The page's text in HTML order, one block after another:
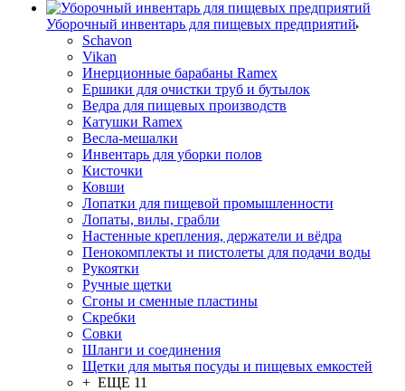
Уборочный инвентарь для пищевых предприятий
Schavon
Vikan
Инерционные барабаны Ramex
Ершики для очистки труб и бутылок
Ведра для пищевых производств
Катушки Ramex
Весла-мешалки
Инвентарь для уборки полов
Кисточки
Ковши
Лопатки для пищевой промышленности
Лопаты, вилы, грабли
Настенные крепления, держатели и вёдра
Пенокомплекты и пистолеты для подачи воды
Рукоятки
Ручные щетки
Сгоны и сменные пластины
Скребки
Совки
Шланги и соединения
Щетки для мытья посуды и пищевых емкостей
+ ЕЩЕ 11